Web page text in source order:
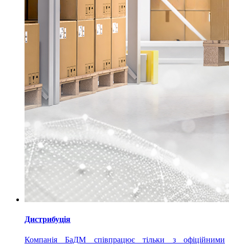
Дистрибуція
Компанія БаДМ співпрацює тільки з офіційними